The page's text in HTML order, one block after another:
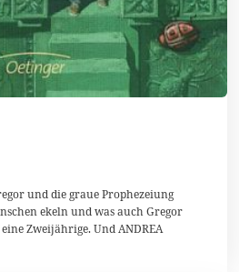
und die graue Prophezeiung
ekeln und was auch Gregor
Zweijährige. Und ANDREA